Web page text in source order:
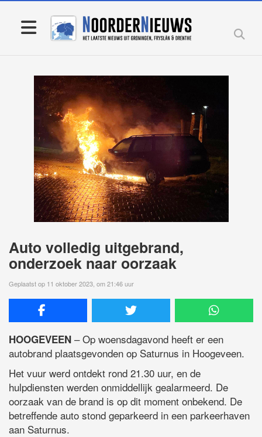
Auto volledig uitgebrand,
onderzoek naar oorzaak
Geplaatst op 11 oktober 2023, om 21:46 uur
HOOGEVEEN – Op woensdagavond heeft er een
autobrand plaatsgevonden op Saturnus in Hoogeveen.
Het vuur werd ontdekt rond 21.30 uur, en de
hulpdiensten werden onmiddellijk gealarmeerd. De
oorzaak van de brand is op dit moment onbekend. De
betreffende auto stond geparkeerd in een parkeerhaven
aan Saturnus.